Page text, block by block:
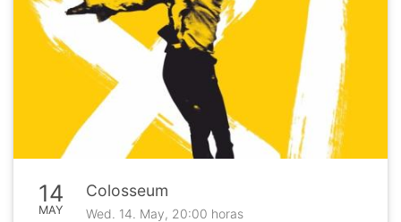
14
MAY
Colosseum
Wed. 14. May, 20:00 horas